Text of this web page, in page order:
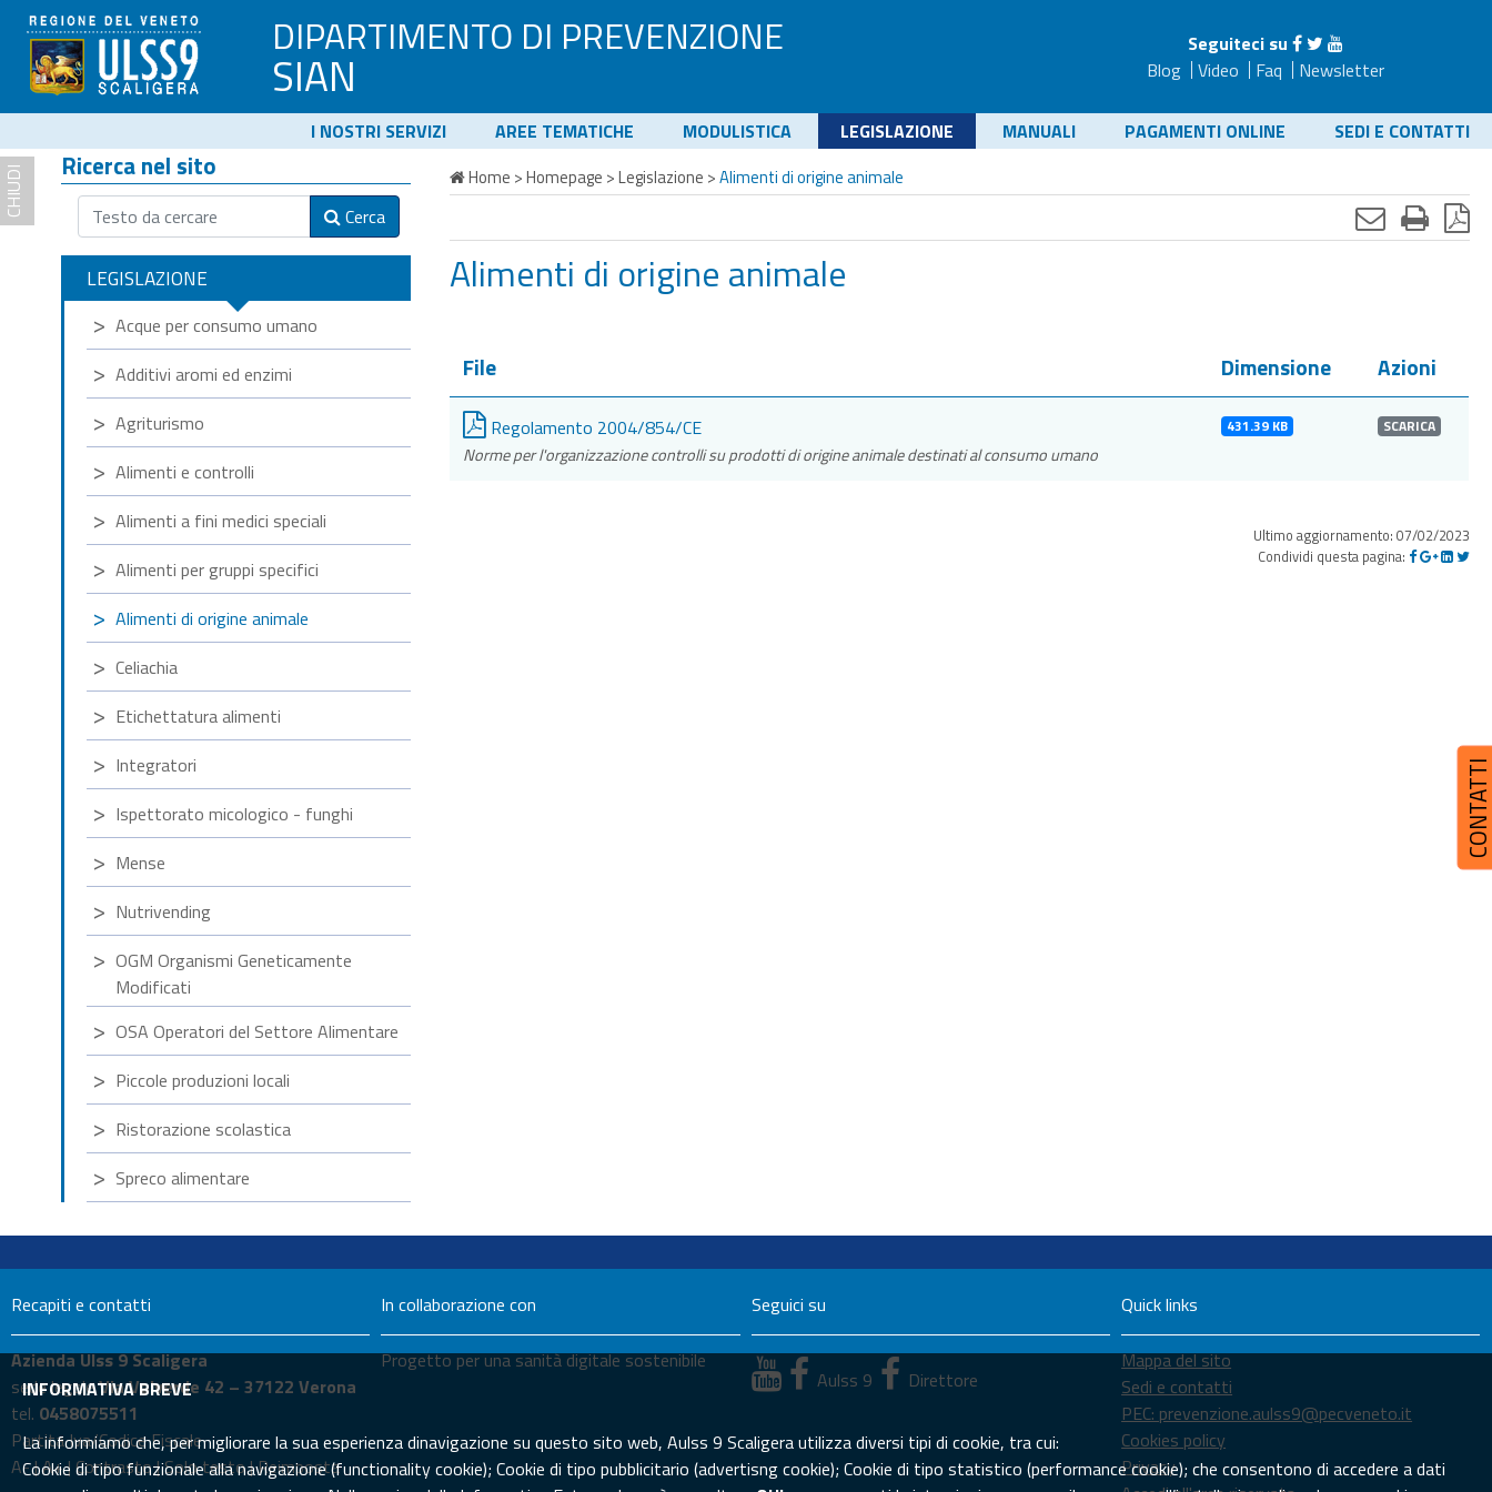
DIPARTIMENTO DI PREVENZIONE
SIAN
Seguiteci su
Blog
Video Faq Newsletter
I NOSTRI SERVIZI AREE TEMATICHE MODULISTICA LEGISLAZIONE MANUALI PAGAMENTI ONLINE SEDI E CONTATTI
Home >Homepage >Legislazione >Alimenti di origine animale
Alimenti di origine animale
File Dimensione Azioni
Regolamento 2004/854/CE
Norme per l'organizzazione controlli su prodotti di origine animale destinati al consumo umano
431.39 KB SCARICA
Ultimo aggiornamento: 07/02/2023
Condividi questa pagina:
CHIUDI Ricerca nel sito
Cerca
LEGISLAZIONE
Acque per consumo umano
Additivi aromi ed enzimi
Agriturismo
Alimenti e controlli
Alimenti a fini medici speciali
Alimenti per gruppi specifici
Alimenti di origine animale
Celiachia
Etichettatura alimenti
Integratori
Ispettorato micologico - funghi
Mense
Nutrivending
OGM Organismi Geneticamente
Modificati
OSA Operatori del Settore Alimentare
Piccole produzioni locali
Ristorazione scolastica
Spreco alimentare
Recapiti e contatti
Azienda Ulss 9 Scaligera
sede legaleVia Valverde 42 – 37122 Verona
tel. 0458075511
Partita Iva/Codice Fiscale
A-|A+| Contrasto |Solo testo|Reimposta
In collaborazione con
Progetto per una sanità digitale sostenibile
Seguici su
Aulss 9 Direttore
Quick links
Mappa del sito
Sedi e contatti
PEC: prevenzione.aulss9@pecveneto.it
Cookies policy
Privacy
INFORMATIVA BREVE
La informiamo che, per migliorare la sua esperienza dinavigazione su questo sito web, Aulss 9 Scaligera utilizza diversi tipi di cookie, tra cui:
Cookie di tipo funzionale alla navigazione (functionality cookie); Cookie di tipo pubblicitario (advertisng cookie); Cookie di tipo statistico (performance cookie); che consentono di accedere a dati